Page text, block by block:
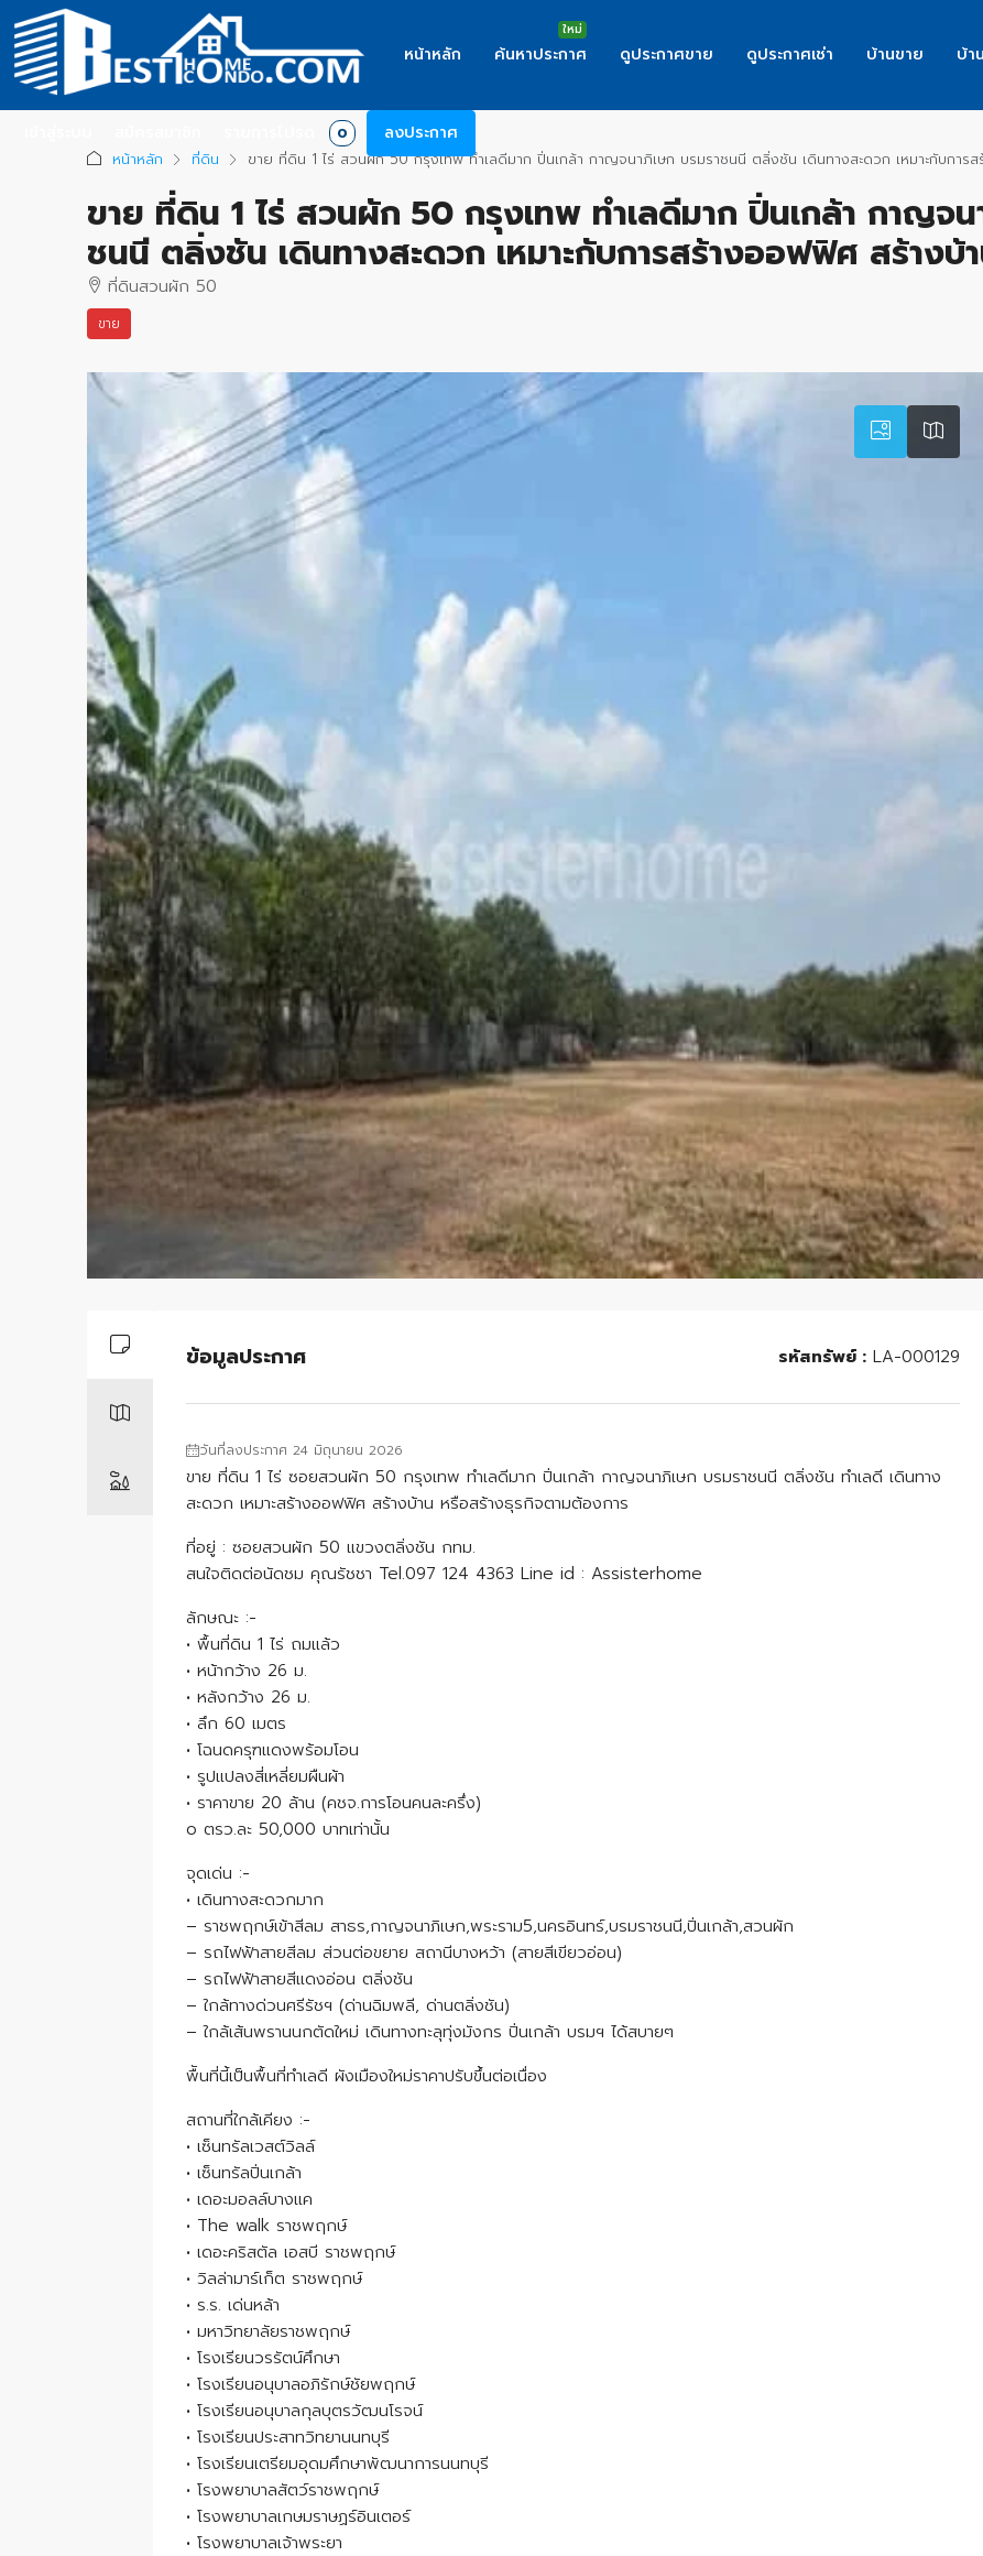
หน้าหลัก ค้นหาประกาศ ดูประกาศขาย ดูประกาศเช่า บ้านขาย บ้า
0 ลงประกาศ
หน้าหลัก ที่ดิน ขาย ที่ดิน 1 ไร่ สวนผัก 50 กรุงเทพ ทำเลดีมาก ปิ่นเกล้า กาญจนาภิเษก บรมราชนนี ตลิ่งชัน เดินทางสะดวก เหมาะกับการ
ขาย ที่ดิน 1 ไร่ สวนผัก 50 กรุงเทพ ทำเลดีมาก ปิ่นเกล้า กาญจน
ชนนี ตลิ่งชัน เดินทางสะดวก เหมาะกับการสร้างออฟฟิศ สร้างบ้
ที่ดินสวนผัก 50
ขาย
ข้อมูลประกาศ รหัสทรัพย์ : LA-000129
วันที่ลงประกาศ 24 มิถุนายน 2026
ขาย ที่ดิน 1 ไร่ ซอยสวนผัก 50 กรุงเทพ ทำเลดีมาก ปิ่นเกล้า กาญจนาภิเษก บรมราชนนี ตลิ่งชัน ทำเลดี เดินทาง
สะดวก เหมาะสร้างออฟฟิศ สร้างบ้าน หรือสร้างธุรกิจตามต้องการ
ที่อยู่ : ซอยสวนผัก 50 แขวงตลิ่งชัน กทม.
สนใจติดต่อนัดชม คุณรัชชา Tel.097 124 4363 Line id : Assisterhome
ลักษณะ :-
• พื้นที่ดิน 1 ไร่ ถมแล้ว
• หน้ากว้าง 26 ม.
• หลังกว้าง 26 ม.
• ลึก 60 เมตร
• โฉนดครุฑแดงพร้อมโอน
• รูปแปลงสี่เหลี่ยมผืนผ้า
• ราคาขาย 20 ล้าน (คชจ.การโอนคนละครึ่ง)
o ตรว.ละ 50,000 บาทเท่านั้น
จุดเด่น :-
• เดินทางสะดวกมาก
– ราชพฤกษ์เข้าสีลม สาธร,กาญจนาภิเษก,พระราม5,นครอินทร์,บรมราชนนี,ปิ่นเกล้า,สวนผัก
– รถไฟฟ้าสายสีลม ส่วนต่อขยาย สถานีบางหว้า (สายสีเขียวอ่อน)
– รถไฟฟ้าสายสีแดงอ่อน ตลิ่งชัน
– ใกล้ทางด่วนศรีรัชฯ (ด่านฉิมพลี, ด่านตลิ่งชัน)
– ใกล้เส้นพรานนกตัดใหม่ เดินทางทะลุทุ่งมังกร ปิ่นเกล้า บรมฯ ได้สบายๆ
พืันที่นี้เป็นพื้นที่ทำเลดี ผังเมืองใหม่ราคาปรับขึ้นต่อเนื่อง
สถานที่ใกล้เคียง :-
• เซ็นทรัลเวสต์วิลล์
• เซ็นทรัลปิ่นเกล้า
• เดอะมอลล์บางแค
• The walk ราชพฤกษ์
• เดอะคริสตัล เอสบี ราชพฤกษ์
• วิลล่ามาร์เก็ต ราชพฤกษ์
• ร.ร. เด่นหล้า
• มหาวิทยาลัยราชพฤกษ์
• โรงเรียนวรรัตน์ศึกษา
• โรงเรียนอนุบาลอภิรักษ์ชัยพฤกษ์
• โรงเรียนอนุบาลกุลบุตรวัฒนโรจน์
• โรงเรียนประสาทวิทยานนทบุรี
• โรงเรียนเตรียมอุดมศึกษาพัฒนาการนนทบุรี
• โรงพยาบาลสัตว์ราชพฤกษ์
• โรงพยาบาลเกษมราษฏร์อินเตอร์
• โรงพยาบาลเจ้าพระยา